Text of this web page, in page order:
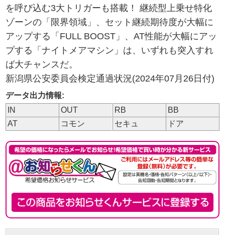
を呼び込む3大トリガーも搭載！ 継続型上乗せ特化
ゾーンの「限界領域」、セット継続期待度が大幅に
アップする「FULL BOOST」、AT性能が大幅にアッ
プする「ナイトメアマシン」は、いずれも突入すれ
ば大チャンスだ。
新潟県公安委員会検定通過状況(2024年07月26日付)
データ出力情報:
IN
OUT RB
BB
AT
コモン セキュ ドア